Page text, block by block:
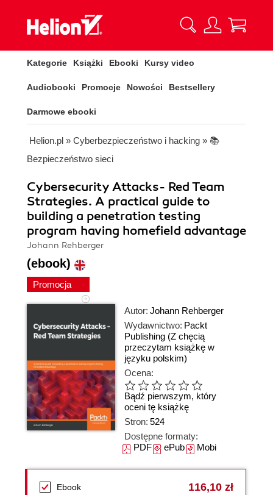
Kategorie Książki Ebooki Kursy video
Audiobooki Promocje Nowości Bestsellery
Darmowe ebooki
Helion.pl » Cyberbezpieczeństwo i hacking » 📚
Bezpieczeństwo sieci
Cybersecurity Attacks- Red Team
Strategies. A practical guide to
building a penetration testing
program having homefield advantage
Johann Rehberger
(ebook)
Promocja
Autor: Johann Rehberger
Wydawnictwo: Packt
Publishing (Z chęcią
przeczytam książkę w
języku polskim)
Ocena:
Bądź pierwszym, który
oceni tę książkę
Stron: 524
Dostępne formaty:
PDFePubMobi
Ebook 116,10 zł